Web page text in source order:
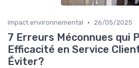
Impact environnemental • 26/05/2025
7 Erreurs Méconnues qui
Efficacité en Service
Éviter?